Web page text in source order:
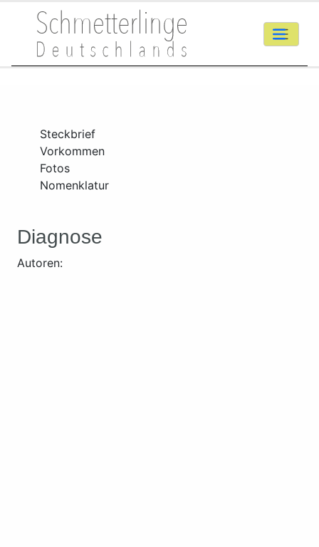
Steckbrief
Vorkommen
Fotos
Nomenklatur
Diagnose
Autoren: